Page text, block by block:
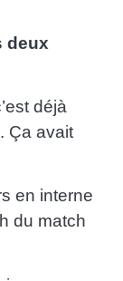
deux
déjà
Ça avait
en interne
du match